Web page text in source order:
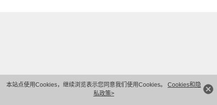
本站点使用Cookies，继续浏览表示您同意我们使用Cookies。 Cookies和隐
私政策>